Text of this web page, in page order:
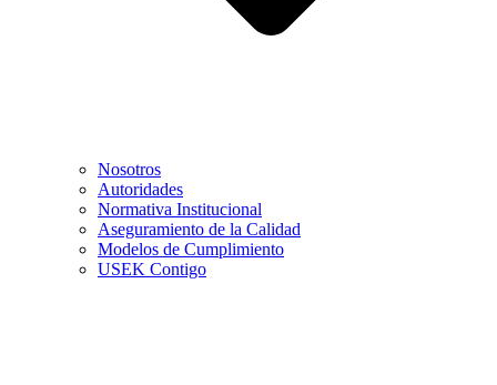
Nosotros
Autoridades
Normativa Institucional
Aseguramiento de la Calidad
Modelos de Cumplimiento
USEK Contigo